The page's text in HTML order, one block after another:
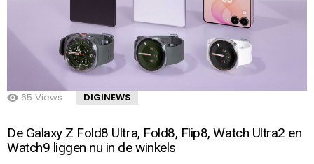
65 Views DIGINEWS
De Galaxy Z Fold8 Ultra, Fold8, Flip8, Watch Ultra2 en
Watch9 liggen nu in de winkels